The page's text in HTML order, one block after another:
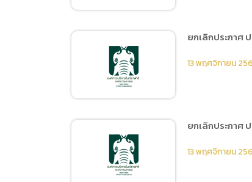
เฉพาะเจาะจง
เผยแพร่แผนการจัดซื้อจัด
จ้าง ประจำปีงบประมาณ
พ.ศ.2563 ชื่อโครงการ จัด
กิจกรรมการแสดงโชว์ของ
เชียงใหม่ไนท์ซาฟารี
ยกเลิกประกาศ ประกวด
ราคาซื้อหมึกพิมพ์ จำนวน 19
รายการ ด้วยวิธีประกวด
ยกเลิกประกาศ
13 พฤศจิกายน
ยกเลิกประกาศ
13 พฤศจิกายน